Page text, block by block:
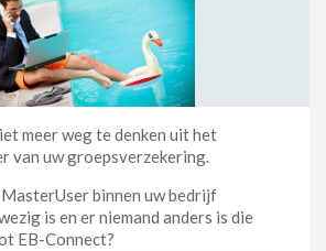
meer weg te denken uit het
van uw groepsverzekering.
binnen uw bedrijf
is en er niemand anders is die
EB-Connect?